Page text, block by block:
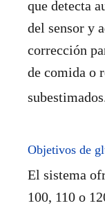
que detecta
del sensor y
corrección
de comida o
Objetivos de
El sistema
100, 110 o